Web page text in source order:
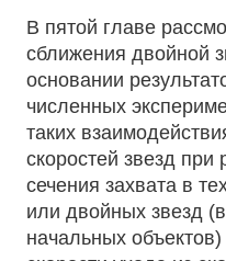
В пятой главе
сближения двойной
основании
численных
таких
скоростей звезд
сечения захвата в
или двойных звезд
начальных